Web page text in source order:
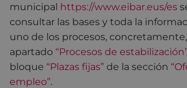
municipal https://www.eibar.eus/es
consultar las bases y toda la
uno de los procesos,
apartado “Procesos de
bloque “Plazas fijas” de la sección
empleo”.